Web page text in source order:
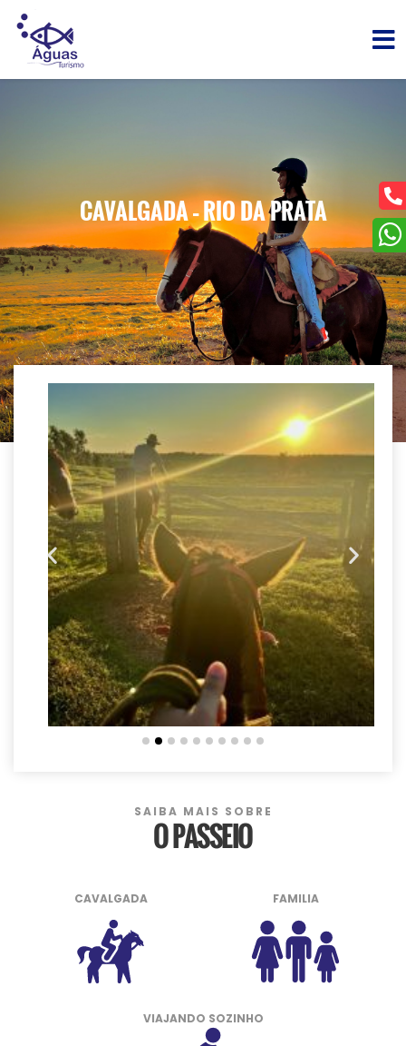
CAVALGADA – RIO DA PRATA
SAIBA MAIS SOBRE
O PASSEIO
CAVALGADA FAMILIA
VIAJANDO SOZINHO